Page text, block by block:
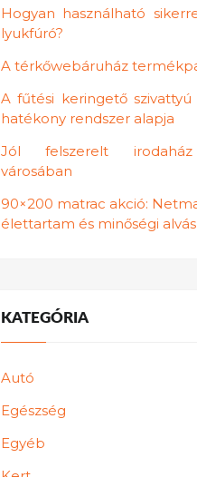
Hogyan használható
lyukfúró?
A térkőwebáruház
A fűtési keringető
hatékony rendszer alapja
Jól felszerelt
városában
90×200 matrac akció:
élettartam és minőségi
KATEGÓRIA
Autó
Egészség
Egyéb